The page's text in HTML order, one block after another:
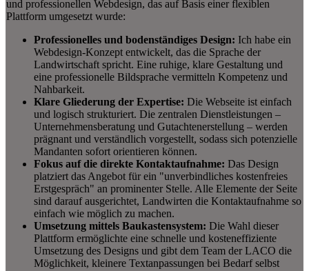
und professionellen Webdesign, das auf Basis einer flexiblen
Plattform umgesetzt wurde:
Professionelles und bodenständiges Design: Ich habe ein
Webdesign-Konzept entwickelt, das die Sprache der
Landwirtschaft spricht. Eine ruhige, klare Gestaltung und
eine professionelle Bildsprache vermitteln Kompetenz und
Nahbarkeit.
Klare Gliederung der Expertise: Die Webseite ist einfach
und logisch strukturiert. Die zentralen Dienstleistungen –
Unternehmensberatung und Gutachtenerstellung – werden
prägnant und verständlich vorgestellt, sodass sich potenzielle
Mandanten sofort orientieren können.
Fokus auf die direkte Kontaktaufnahme: Das Design
platziert das Angebot für ein "unverbindliches kostenfreies
Erstgespräch" an prominenter Stelle. Alle Elemente der Seite
sind darauf ausgerichtet, Landwirten die Kontaktaufnahme so
einfach wie möglich zu machen.
Umsetzung mittels Baukastensystem: Die Wahl dieser
Plattform ermöglichte eine schnelle und kosteneffiziente
Umsetzung des Designs und gibt dem Team der LACO die
Möglichkeit, kleinere Textanpassungen bei Bedarf selbst